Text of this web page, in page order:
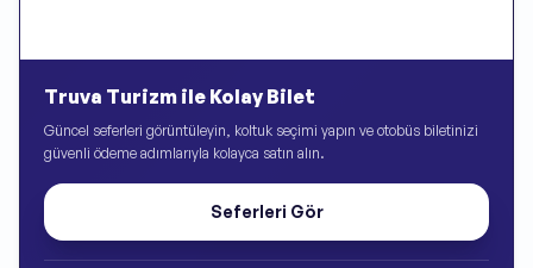
Truva Turizm ile Kolay Bilet
Güncel seferleri görüntüleyin, koltuk seçimi yapın ve otobüs biletinizi
güvenli ödeme adımlarıyla kolayca satın alın.
Seferleri Gör